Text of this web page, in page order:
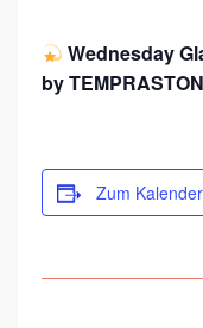
Wednesday
by
Zum